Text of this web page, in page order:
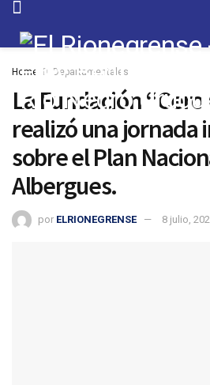
Home Departamentales
La Fundación
realizó una jornada
sobre el Plan
Albergues.
por ELRIONEGRENSE 8 julio,